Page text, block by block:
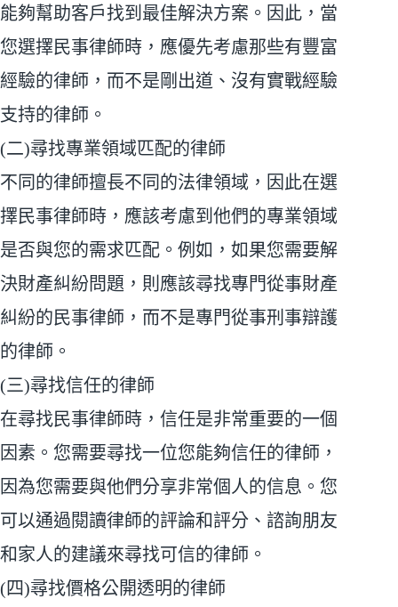
能夠幫助客戶找到最佳解決方案。因此，當
您選擇民事律師時，應優先考慮那些有豐富
經驗的律師，而不是剛出道、沒有實戰經驗
支持的律師。
(二)尋找專業領域匹配的律師
不同的律師擅長不同的法律領域，因此在選
擇民事律師時，應該考慮到他們的專業領域
是否與您的需求匹配。例如，如果您需要解
決財產糾紛問題，則應該尋找專門從事財產
糾紛的民事律師，而不是專門從事刑事辯護
的律師。
(三)尋找信任的律師
在尋找民事律師時，信任是非常重要的一個
因素。您需要尋找一位您能夠信任的律師，
因為您需要與他們分享非常個人的信息。您
可以通過閱讀律師的評論和評分、諮詢朋友
和家人的建議來尋找可信的律師。
(四)尋找價格公開透明的律師